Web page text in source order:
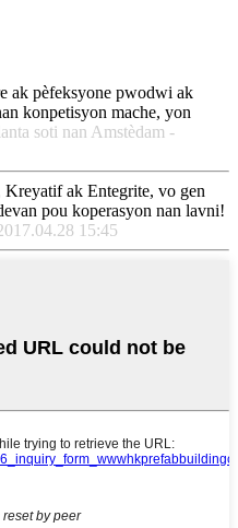
ak pèfeksyone pwodwi ak
konpetisyon mache, yon
soti nan Amstèdam -
Kreyatif ak Entegrite, vo gen
pou koperasyon nan lavni!
15:45